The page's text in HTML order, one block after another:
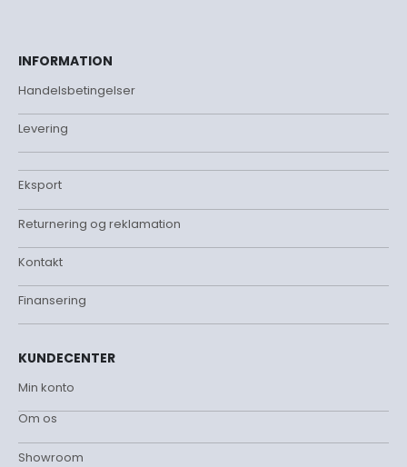
INFORMATION
Handelsbetingelser
Levering
Eksport
Returnering og reklamation
Kontakt
Finansering
KUNDECENTER
Min konto
Om os
Showroom